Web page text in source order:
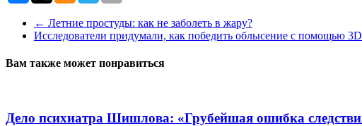
← Летние простуды: как не заболеть в жару?
Исследователи придумали, как победить облысение с помощью
Вам также может понравиться
Дело психиатра Шишлова: «Грубейшая ошибка